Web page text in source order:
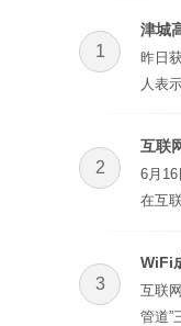
1
津城
昨日
人表
2
互联
6月
在互
3
WiFi
互联
管道”